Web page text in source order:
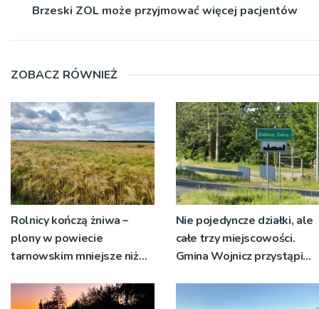
Brzeski ZOL może przyjmować więcej pacjentów
ZOBACZ RÓWNIEŻ
Rolnicy kończą żniwa –
plony w powiecie
tarnowskim mniejsze niż
Nie pojedyncze działki, ale
całe trzy miejscowości.
Gmina Wojnicz przystąpi